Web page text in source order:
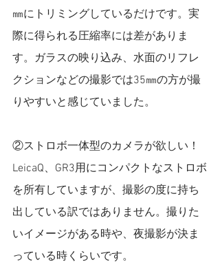
㎜にトリミングしているだけです。実
際に得られる圧縮率には差がありま
す。ガラスの映り込み、水面のリフレ
クションなどの撮影では35㎜の方が撮
りやすいと感じていました。
②ストロボ一体型のカメラが欲しい！
LeicaQ、GR3用にコンパクトなストロボ
を所有していますが、撮影の度に持ち
出している訳ではありません。撮りた
いイメージがある時や、夜撮影が決ま
っている時くらいです。